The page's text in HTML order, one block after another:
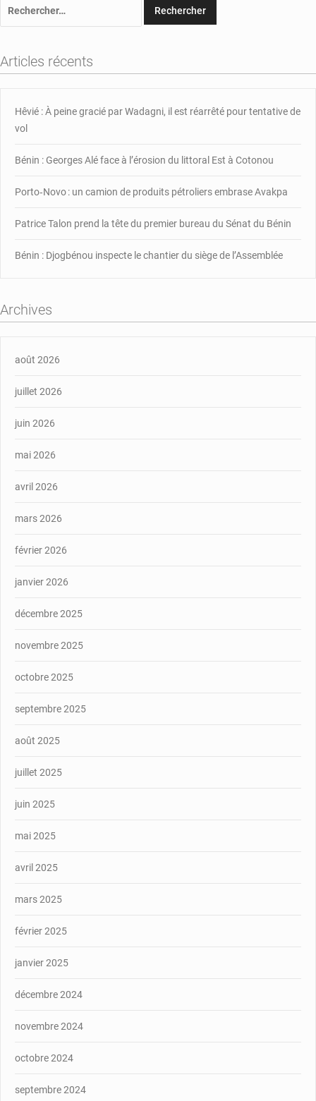
Articles récents
Hêvié : À peine gracié par Wadagni, il est réarrêté pour tentative de
vol
Bénin : Georges Alé face à l’érosion du littoral Est à Cotonou
Porto‑Novo : un camion de produits pétroliers embrase Avakpa
Patrice Talon prend la tête du premier bureau du Sénat du Bénin
Bénin : Djogbénou inspecte le chantier du siège de l’Assemblée
Archives
août 2026
juillet 2026
juin 2026
mai 2026
avril 2026
mars 2026
février 2026
janvier 2026
décembre 2025
novembre 2025
octobre 2025
septembre 2025
août 2025
juillet 2025
juin 2025
mai 2025
avril 2025
mars 2025
février 2025
janvier 2025
décembre 2024
novembre 2024
octobre 2024
septembre 2024